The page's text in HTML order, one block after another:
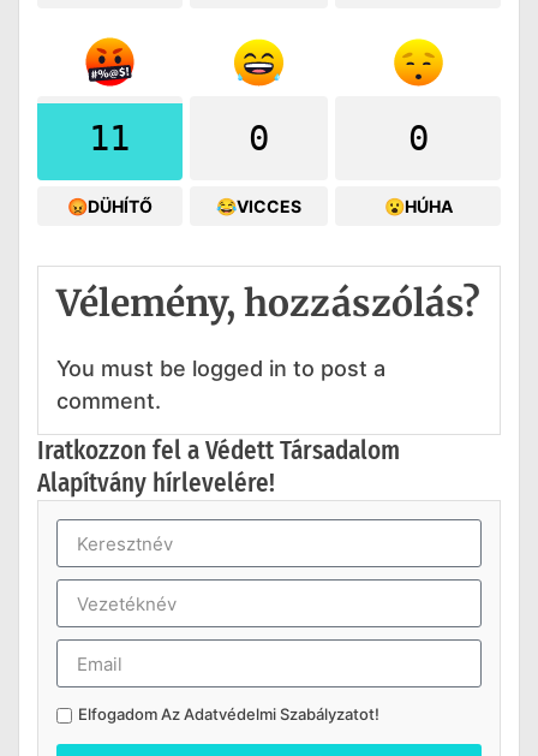
11
😡DÜHÍTŐ
0
😂VICCES
0
😮HÚHA
Vélemény, hozzászólás?
You must be logged in to post a
comment.
Iratkozzon fel a Védett Társadalom
Alapítvány hírlevelére!
Elfogadom AzAdatvédelmi Szabályzatot!